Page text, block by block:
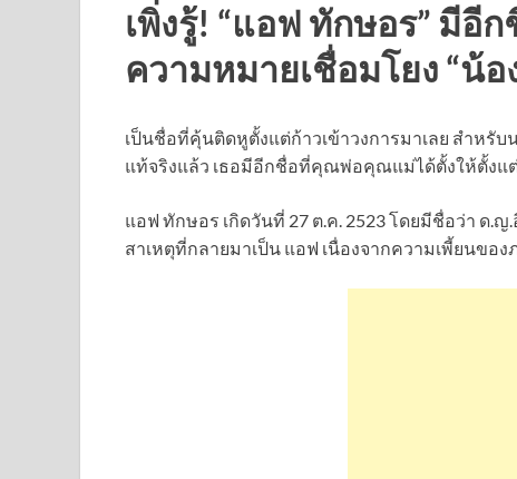
เพิ่งรู้! “แอฟ ทักษอร” มี
ความหมายเชื่อมโยง “น้อ
เป็นชื่อที่คุ้นติดหูตั้งแต่ก้าวเข้าวงการมาเลย สำหรั
แท้จริงแล้ว เธอมีอีกชื่อที่คุณพ่อคุณแม่ได้ตั้งให้ตั้งแ
แอฟ ทักษอร เกิดวันที่ 27 ต.ค. 2523 โดยมีชื่อว่า ด.
สาเหตุที่กลายมาเป็น แอฟ เนื่องจากความเพี้ยนขอ